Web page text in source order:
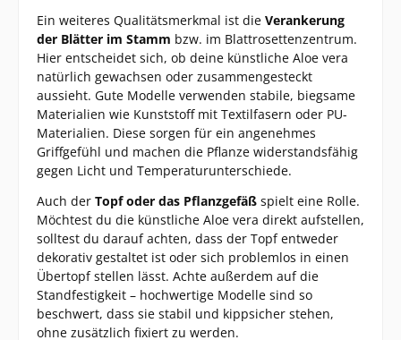
Ein weiteres Qualitätsmerkmal ist die Verankerung
der Blätter im Stamm bzw. im Blattrosettenzentrum.
Hier entscheidet sich, ob deine künstliche Aloe vera
natürlich gewachsen oder zusammengesteckt
aussieht. Gute Modelle verwenden stabile, biegsame
Materialien wie Kunststoff mit Textilfasern oder PU-
Materialien. Diese sorgen für ein angenehmes
Griffgefühl und machen die Pflanze widerstandsfähig
gegen Licht und Temperaturunterschiede.
Auch der Topf oder das Pflanzgefäß spielt eine Rolle.
Möchtest du die künstliche Aloe vera direkt aufstellen,
solltest du darauf achten, dass der Topf entweder
dekorativ gestaltet ist oder sich problemlos in einen
Übertopf stellen lässt. Achte außerdem auf die
Standfestigkeit – hochwertige Modelle sind so
beschwert, dass sie stabil und kippsicher stehen,
ohne zusätzlich fixiert zu werden.